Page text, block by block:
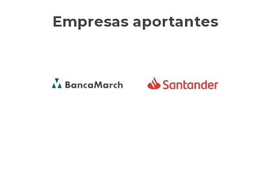
Empresas aportantes